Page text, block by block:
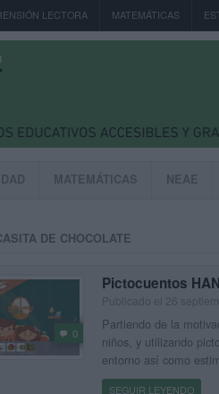
LECTORA MATEMÁTICAS
MATEMÁTICAS NEAE
DE CHOCOLATE
0
Pictocuentos
Partiendo de la
niños, y utilizando
entorno así como
SEGUIR LEYENDO